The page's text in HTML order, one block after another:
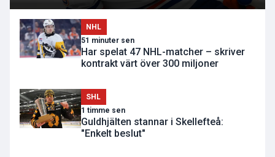
NHL
51 minuter sen
Har spelat 47 NHL-matcher – skriver
kontrakt värt över 300 miljoner
SHL
1 timme sen
Guldhjälten stannar i Skellefteå:
"Enkelt beslut"